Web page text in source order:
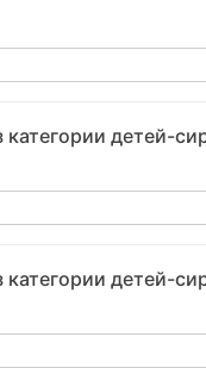
детей-
детей-